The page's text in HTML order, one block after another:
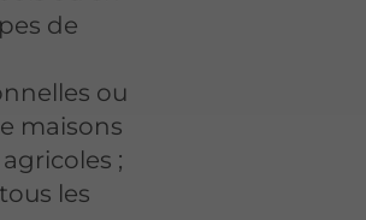
de
ou
maisons
;
les